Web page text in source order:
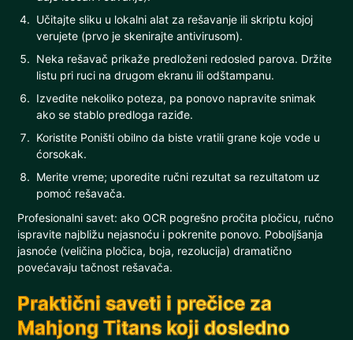
Učitajte sliku u lokalni alat za rešavanje ili skriptu kojoj
verujete (prvo je skenirajte antivirusom).
Neka rešavač prikaže predloženi redosled parova. Držite
listu pri ruci na drugom ekranu ili odštampanu.
Izvedite nekoliko poteza, pa ponovo napravite snimak
ako se stablo predloga raziđe.
Koristite Poništi obilno da biste vratili grane koje vode u
ćorsokak.
Merite vreme; uporedite ručni rezultat sa rezultatom uz
pomoć rešavača.
Profesionalni savet: ako OCR pogrešno pročita pločicu, ručno
ispravite najbližu nejasnoću i pokrenite ponovo. Poboljšanja
jasnoće (veličina pločica, boja, rezolucija) dramatično
povećavaju tačnost rešavača.
Praktični saveti i prečice za
Mahjong Titans koji dosledno